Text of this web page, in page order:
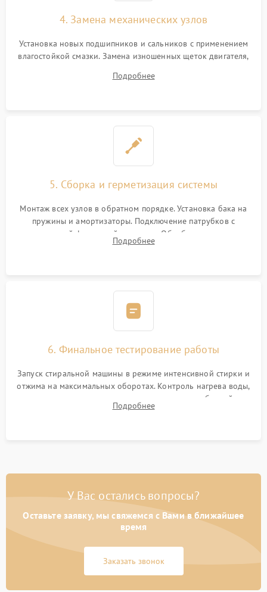
4. Замена механических узлов
Установка новых подшипников и сальников с применением
влагостойкой смазки. Замена изношенных щеток двигателя,
или поврежденной резиновой манжеты.
Подробнее
5. Сборка и герметизация системы
Монтаж всех узлов в обратном порядке. Установка бака на
пружины и амортизаторы. Подключение патрубков с
надежной фиксацией хомутами. Обработка стыков
герметиком для предотвращения возможных протечек воды.
Подробнее
6. Финальное тестирование работы
Запуск стиральной машины в режиме интенсивной стирки и
отжима на максимальных оборотах. Контроль нагрева воды,
корректности слива, отсутствия излишних вибраций,
посторонних стуков и протечек под корпусом.
Подробнее
У Вас остались вопросы?
Оставьте заявку, мы свяжемся с Вами в ближайшее
время
Заказать звонок